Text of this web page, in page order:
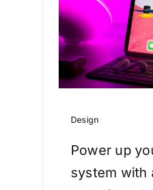
Design
Power up
system with